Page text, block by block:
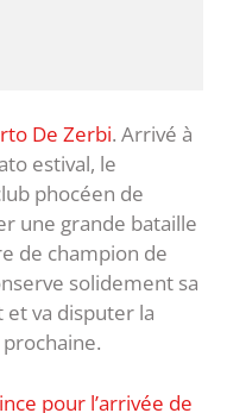
De Zerbi. Arrivé à
estival, le
phocéen de
une grande bataille
de champion de
solidement sa
et va disputer la
pour l’arrivée de